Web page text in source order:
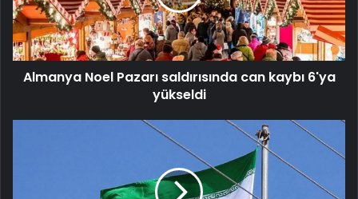
kaybı
6'ya
yükseldi
Almanya Noel Pazarı saldırısında can kaybı 6'ya
yükseldi